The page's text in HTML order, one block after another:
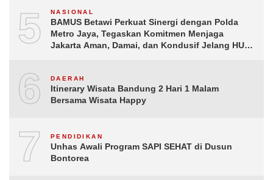
5 NASIONAL
BAMUS Betawi Perkuat Sinergi dengan Polda
Metro Jaya, Tegaskan Komitmen Menjaga
Jakarta Aman, Damai, dan Kondusif Jelang HUT
6 DAERAH
Itinerary Wisata Bandung 2 Hari 1 Malam
Bersama Wisata Happy
7 PENDIDIKAN
Unhas Awali Program SAPI SEHAT di Dusun
Bontorea